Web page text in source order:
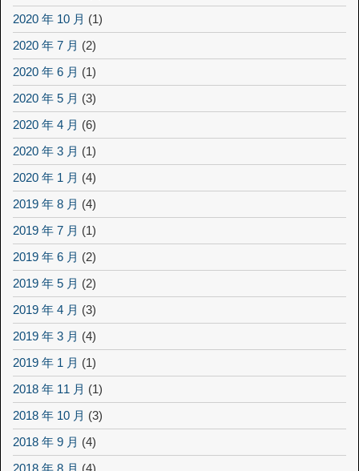
2020 年 10 月 (1)
2020 年 7 月 (2)
2020 年 6 月 (1)
2020 年 5 月 (3)
2020 年 4 月 (6)
2020 年 3 月 (1)
2020 年 1 月 (4)
2019 年 8 月 (4)
2019 年 7 月 (1)
2019 年 6 月 (2)
2019 年 5 月 (2)
2019 年 4 月 (3)
2019 年 3 月 (4)
2019 年 1 月 (1)
2018 年 11 月 (1)
2018 年 10 月 (3)
2018 年 9 月 (4)
2018 年 8 月 (4)